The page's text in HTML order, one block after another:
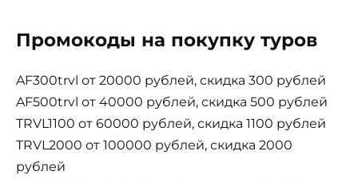
Промокоды на покупку туров
AF300trvl от 20000 рублей, скидка 300 рублей
AF500trvl от 40000 рублей, скидка 500 рублей
TRVL1100 от 60000 рублей, скидка 1100 рублей
TRVL2000 от 100000 рублей, скидка 2000
рублей